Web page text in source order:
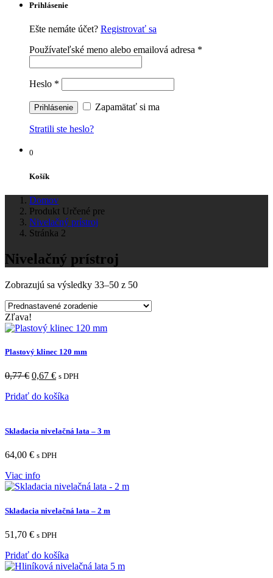
Prihlásenie
Ešte nemáte účet? Registrovať sa
Používateľské meno alebo emailová adresa *
Heslo *
Zapamätať si ma
Stratili ste heslo?
0
Košík
Domov
Produkt Určené pre
Nivelačný prístroj
Stránka 2
Nivelačný prístroj
Zobrazujú sa výsledky 33–50 z 50
Zľava!
Plastový klinec 120 mm
0,77€ 0,67 € s DPH
Pridať do košíka
Skladacia nivelačná lata – 3 m
64,00 € s DPH
Viac info
Skladacia nivelačná lata – 2 m
51,70 € s DPH
Pridať do košíka